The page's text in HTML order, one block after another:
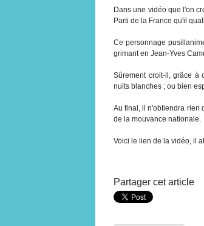
Dans une vidéo que l'on
Parti de la France qu'il
Ce personnage
grimant en Jean-Yves
Sûrement croit-il, grâce à
nuits blanches ; ou bien
Au final, il n'obtiendra rien
de la mouvance nationale.
Voici le lien de la vidéo, il
Partager cet article